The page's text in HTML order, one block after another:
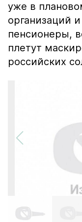
уже в
организаций
пенсионеры,
плетут
российских